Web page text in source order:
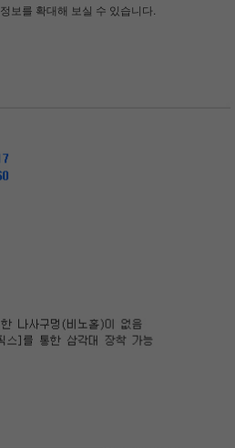
보를 확대해 보실 수 있습니다.